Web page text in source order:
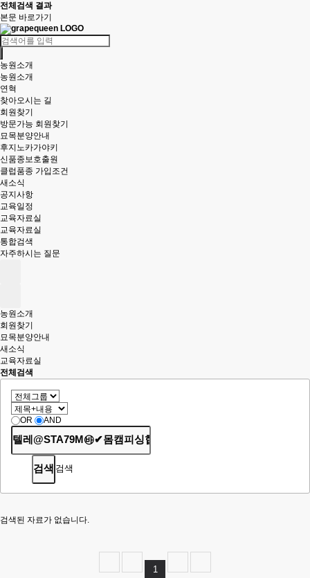
전체검색 결과
본문 바로가기
농원소개
농원소개
연혁
찾아오시는 길
회원찾기
방문가능 회원찾기
묘목분양안내
후지노카가야키
신품종보호출원
클럽품종 가입조건
새소식
공지사항
교육일정
교육자료실
교육자료실
통합검색
자주하시는 질문
농원소개
회원찾기
묘목분양안내
새소식
교육자료실
전체검색
OR AND
검색
검색된 자료가 없습니다.
1